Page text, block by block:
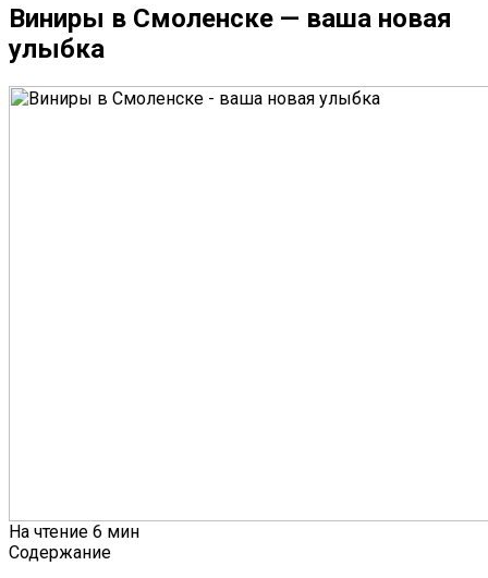
Виниры в Смоленске — ваша новая
улыбка
На чтение 6 мин
Содержание